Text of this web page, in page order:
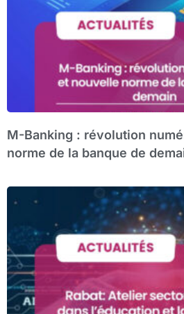
M-Banking : révolution
norme de la banque de